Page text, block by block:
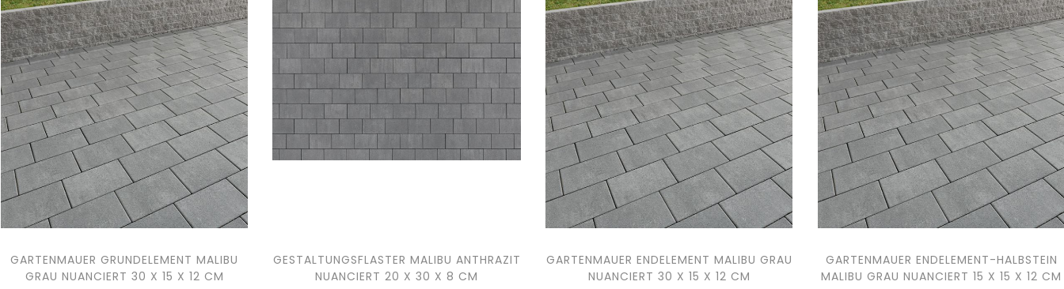
GARTENMAUER GRUNDELEMENT MALIBU
GRAU NUANCIERT 30 X 15 X 12 CM
GESTALTUNGSFLASTER MALIBU ANTHRAZIT
NUANCIERT 20 X 30 X 8 CM
GARTENMAUER ENDELEMENT MALIBU GRAU
NUANCIERT 30 X 15 X 12 CM
GARTENMAUER ENDELEMENT-HALBSTEIN
MALIBU GRAU NUANCIERT 15 X 15 X 12 CM